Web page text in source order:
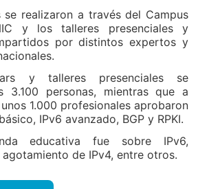
se realizaron a través del Campus
y los talleres presenciales y
por distintos expertos y
y talleres presenciales se
3.100 personas, mientras que a
1.000 profesionales aprobaron
IPv6 avanzado, BGP y RPKI.
educativa fue sobre IPv6,
de IPv4, entre otros.